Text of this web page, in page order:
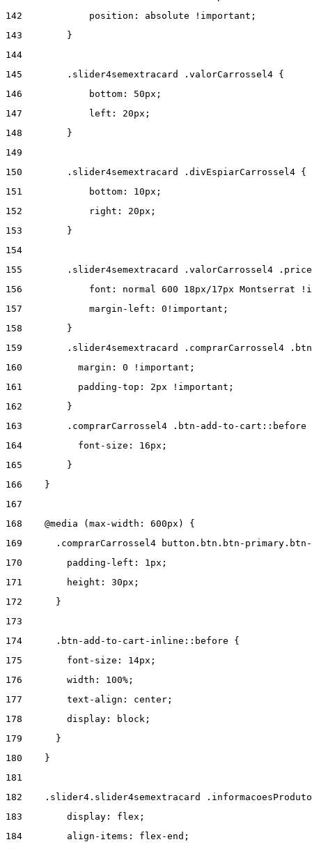
142
            position: absolute !important;
143
        }
144
145
        .slider4semextracard .valorCarrossel4 {
146
            bottom: 50px;
147
            left: 20px;
148
        }
149
150
        .slider4semextracard .divEspiarCarrossel4 {
151
            bottom: 10px;
152
            right: 20px;
153
        }
154
155
.slider4semextracard .valorCarrossel4
156
font: normal 600 18px/17px Montserrat
157
            margin-left: 0!important;
158
        }
159
.slider4semextracard .comprarCarrossel4
160
          margin: 0 !important;
161
          padding-top: 2px !important;
162
        }
163
.comprarCarrossel4 .btn-add-to-
164
          font-size: 16px;
165
        }
166
    }
167
168
    @media (max-width: 600px) {
169
.comprarCarrossel4 button.btn.btn-
170
        padding-left: 1px;
171
        height: 30px;
172
      }
173
174
      .btn-add-to-cart-inline::before {
175
        font-size: 14px;
176
        width: 100%;
177
        text-align: center;
178
        display: block;
179
      }
180
    }
181
182
.slider4.slider4semextracard
183
        display: flex;
184
        align-items: flex-end;